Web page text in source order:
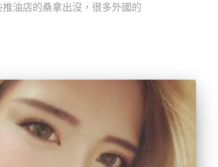
油店的桑拿出沒，很多外國的